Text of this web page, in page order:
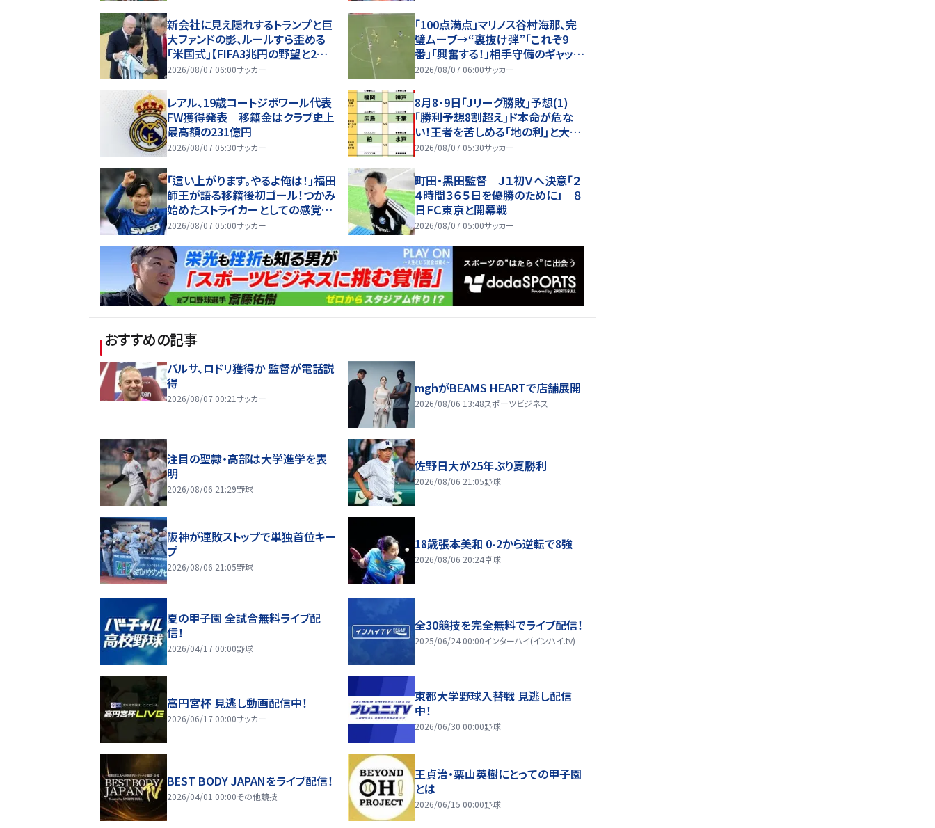
新会社に見え隠れするトランプと巨
大ファンドの影、ルールすら歪める
｢米国式｣【FIFA3兆円の野望と2度
のオウンゴール、来年3月の会長選】
2026/08/07 06:00サッカー
「100点満点」マリノス谷村海那、完
璧ムーブ→“裏抜け弾”「これぞ9
番」「興奮する！」相手守備のギャップ
を狙う”斜めの抜け出し”
2026/08/07 06:00サッカー
レアル、19歳コートジボワール代表
FW獲得発表 移籍金はクラブ史上
最高額の231億円
2026/08/07 05:30サッカー
8月8・9日｢Jリーグ勝敗｣予想(1)
｢勝利予想8割超え｣ド本命が危な
い！王者を苦しめる｢地の利｣と大型
補強！初の秋春制｢開幕戦｣は大波
2026/08/07 05:30サッカー
｢這い上がります。やるよ俺は！｣福田
師王が語る移籍後初ゴール！つかみ
始めたストライカーとしての感覚と、
もどかしいウインターブレイク
2026/08/07 05:00サッカー
町田・黒田監督 Ｊ１初Ｖへ決意「２
４時間３６５日を優勝のために」 ８
日ＦＣ東京と開幕戦
2026/08/07 05:00サッカー
おすすめの記事
バルサ、ロドリ獲得か 監督が電話説
得
2026/08/07 00:21サッカー
mghがBEAMS HEARTで店舗展開
2026/08/06 13:48スポーツビジネス
注目の聖隷・高部は大学進学を表
明
2026/08/06 21:29野球
佐野日大が25年ぶり夏勝利
2026/08/06 21:05野球
阪神が連敗ストップで単独首位キー
プ
2026/08/06 21:05野球
18歳張本美和 0-2から逆転で8強
2026/08/06 20:24卓球
夏の甲子園 全試合無料ライブ配
信！
2026/04/17 00:00野球
全30競技を完全無料でライブ配信！
2025/06/24 00:00インターハイ(インハイ.tv)
高円宮杯 見逃し動画配信中！
2026/06/17 00:00サッカー
東都大学野球入替戦 見逃し配信
中！
2026/06/30 00:00野球
BEST BODY JAPANをライブ配信！
2026/04/01 00:00その他競技
王貞治・栗山英樹にとっての甲子園
とは
2026/06/15 00:00野球